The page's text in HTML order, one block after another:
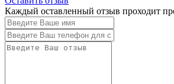
Каждый оставленный отзыв проходит